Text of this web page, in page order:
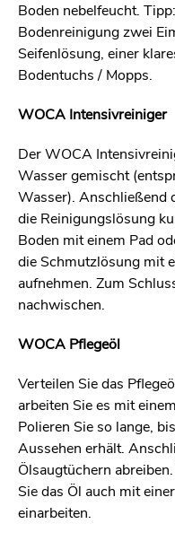
Boden nebelfeucht.
Bodenreinigung zwei
Seifenlösung, einer
Bodentuchs / Mopps.
WOCA Intensivreiniger
Der WOCA
Wasser gemischt
Wasser). Anschließend
die Reinigungslösung
Boden mit einem Pad
die Schmutzlösung mit
aufnehmen. Zum
nachwischen.
WOCA Pflegeöl
Verteilen Sie das
arbeiten Sie es mit
Polieren Sie so lange,
Aussehen erhält.
Ölsaugtüchern
Sie das Öl auch mit
einarbeiten.